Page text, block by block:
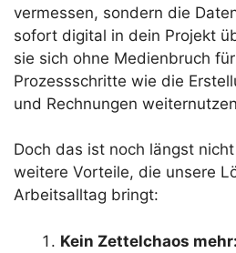
vermessen, sondern die
sofort digital in dein Projekt
sie sich ohne Medienbruch
Prozessschritte wie die
und Rechnungen
Doch das ist noch längst
weitere Vorteile, die unsere
Arbeitsalltag bringt:
Kein Zettelchaos mehr: